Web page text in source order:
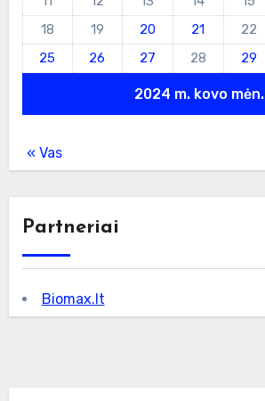
2024 m. kovo mėn.
18
19 20 21 22
25
26 27 28 29
« Vas
Partneriai
Biomax.lt